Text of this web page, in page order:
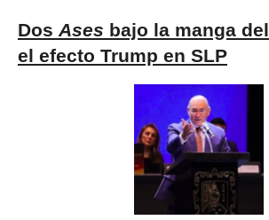
Dos Ases bajo la manga del
el efecto Trump en SLP